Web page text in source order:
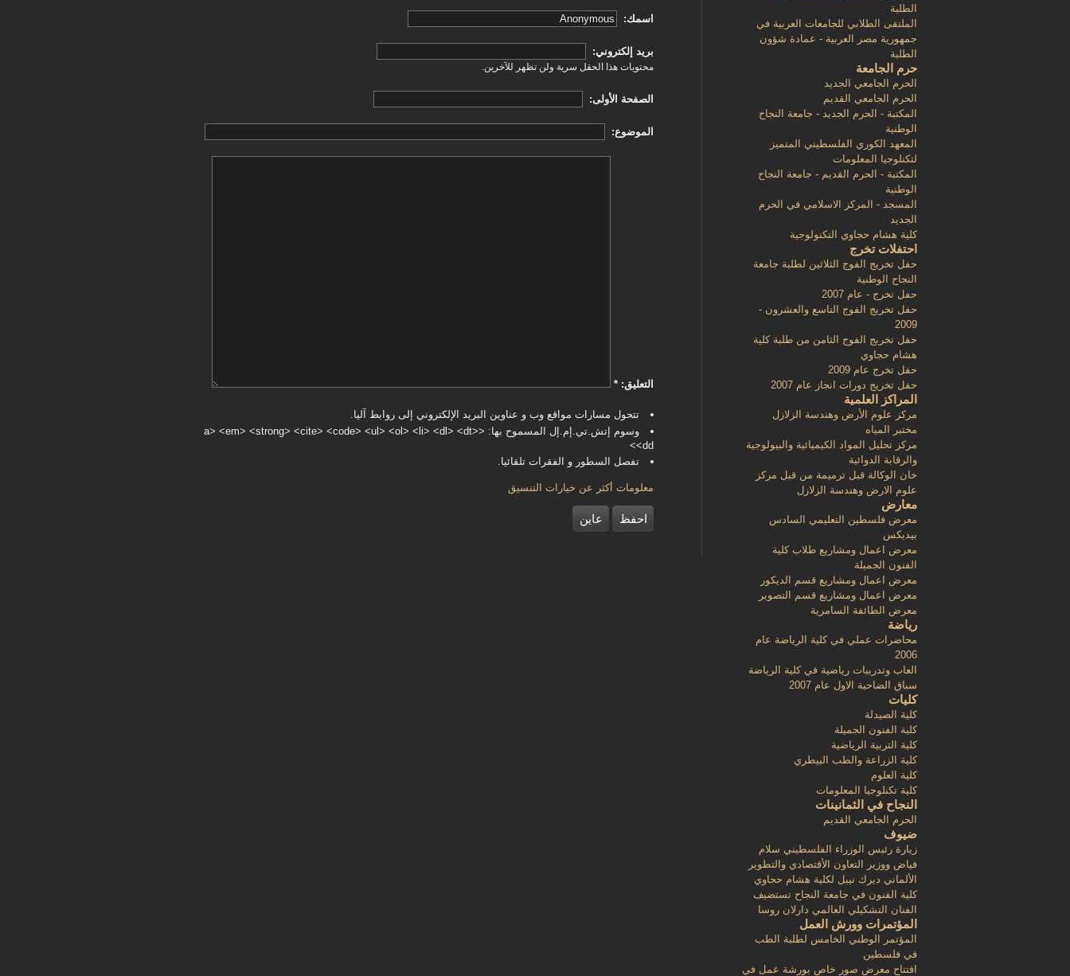
‏اسمك: ‏
‏بريد إلكتروني: ‏
محتويات هذا الحقل سرية ولن تظهر للآخرين.
‏الصفحة الأولى: ‏
‏الموضوع: ‏
‏التعليق: ‏ *
تتحول مسارات مواقع وب و عناوين البريد الإلكتروني إلى روابط آليا.
وسوم إتش.تي.إم.إل المسموح بها: <a> <em> <strong> <cite> <code> <ul> <ol> <li> <dl> <dt>
<dd>
تفصل السطور و الفقرات تلقائيا.
معلومات أكثر عن خيارات التنسيق
الطلبة
الملتقى الطلابي للجامعات العربية في
جمهورية مصر العربية - عمادة شؤون
الطلبة
حرم الجامعة
الحرم الجامعي الجديد
الحرم الجامعي القديم
المكتبة - الحرم الجديد - جامعة النجاح
الوطنية
المعهد الكوري الفلسطيني المتميز
لتكنلوجيا المعلومات
المكتبة - الحرم القديم - جامعة النجاح
الوطنية
المسجد - المركز الاسلامي في الحرم
الجديد
كلية هشام حجاوي التكنولوجية
احتفلات تخرج
حفل تخريج الفوج الثلاثين لطلبة جامعة
النجاح الوطنية
حفل تخرج - عام 2007
حفل تخريج الفوج التاسع والعشرون -
2009
حفل تخريج الفوج الثامن من طلبة كلية
هشام حجاوي
حفل تخرج عام 2009
حفل تخريج دورات انجاز عام 2007
المراكز العلمية
مركز علوم الأرض وهندسة الزلازل
مختبر المياه
مركز تحليل المواد الكيميائية والبيولوجية
والرقابة الدوائية
خان الوكالة قبل ترميمة من قبل مركز
علوم الارض وهندسة الزلازل
معارض
معرض فلسطين التعليمي السادس
بيديكس
معرض اعمال ومشاريع طلاب كلية
الفنون الجميلة
معرض اعمال ومشاريع قسم الديكور
معرض اعمال ومشاريع قسم التصوير
معرض الطائفة السامرية
رياضة
محاضرات عملي في كلية الرياضة عام
2006
العاب وتدريبات رياضية في كلية الرياضة
سباق الضاحية الاول عام 2007
كليات
كلية الصيدلة
كلية الفنون الجميلة
كلية التربية الرياضية
كلية الزراعة والطب البيطري
كلية العلوم
كلية تكنلوجيا المعلومات
النجاح في الثمانينات
الحرم الجامعي القديم
ضيوف
زيارة رئيس الوزراء الفلسطيني سلام
فياض ووزير التعاون الأقتصادي والتطوير
الألماني ديرك نيبل لكلية هشام حجاوي
كلية الفنون في جامعة النجاح تستضيف
الفنان التشكيلي العالمي دارلان روسا
المؤتمرات وورش العمل
المؤتمر الوطني الخامس لطلبة الطب
في فلسطين
افتتاح معرض صور خاص بورشة عمل في